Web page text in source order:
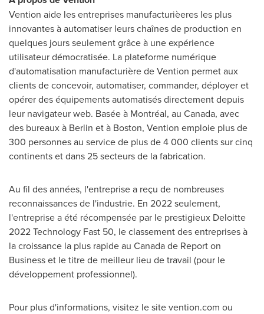
Vention aide les entreprises manufacturièeres les plus
innovantes à automatiser leurs chaînes de production en
quelques jours seulement grâce à une expérience
utilisateur démocratisée. La plateforme numérique
d'automatisation manufacturière de Vention permet aux
clients de concevoir, automatiser, commander, déployer et
opérer des équipements automatisés directement depuis
leur navigateur web. Basée à Montréal, au Canada, avec
des bureaux à Berlin et à Boston, Vention emploie plus de
300 personnes au service de plus de 4 000 clients sur cinq
continents et dans 25 secteurs de la fabrication.
Au fil des années, l'entreprise a reçu de nombreuses
reconnaissances de l'industrie. En 2022 seulement,
l'entreprise a été récompensée par le prestigieux Deloitte
2022 Technology Fast 50, le classement des entreprises à
la croissance la plus rapide au Canada de Report on
Business et le titre de meilleur lieu de travail (pour le
développement professionnel).
Pour plus d'informations, visitez le site vention.com ou